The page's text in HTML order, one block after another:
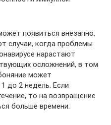
появиться внезапно.
случаи, когда проблемы
нарастают
осложнений, в том
может
до 2 недель. Если
то на возвращение
больше времени.